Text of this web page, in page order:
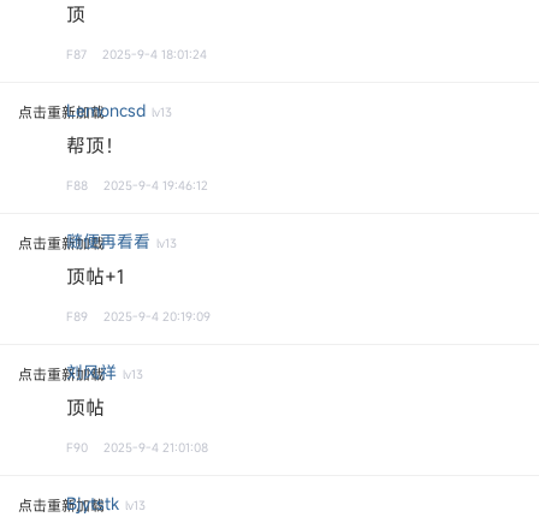
顶
F87 2025-9-4 18:01:24
点击重新加载Lemoncsd lv13
帮顶！
F88 2025-9-4 19:46:12
点击重新加载随便再看看 lv13
顶帖+1
F89 2025-9-4 20:19:09
点击重新加载
刘风祥 lv13
顶帖
F90 2025-9-4 21:01:08
点击重新加载
Bjytstk lv13